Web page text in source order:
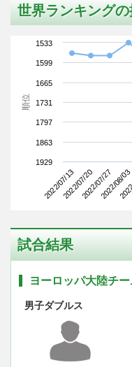
世界ランキング
順位
2022/07/132022/07/202022/07/272022/08/03
1533
1599
1665
1731
1797
1863
1929
試合結果
ヨーロッパ大陸チ
男子ダブルス